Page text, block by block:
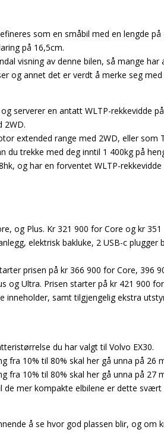
som en småbil med en lengde
på 16,5cm.
visning av denne bilen, så mange
og annet det er verdt å merke seg med
serverer en antatt WLTP-rekkevidde
2WD.
extended range med 2WD, eller som
du trekke med deg inntil 1 400kg på
og har en forventet WLTP-
og Plus. Kr 321 900 for Core og kr 351
elektrisk bakluke, 2 USB-c
prisen på kr 366 900 for Core, 396
og Ultra. Prisen starter på kr 421 900
samt tilgjengelig ekstra
du har valgt til Volvo EX30.
fra 10% til 80% skal her gå unna på 26
fra 10% til 80% skal her gå unna på 27
mer kompakte elbilene er dette svært
å se hvor god plassen blir, og